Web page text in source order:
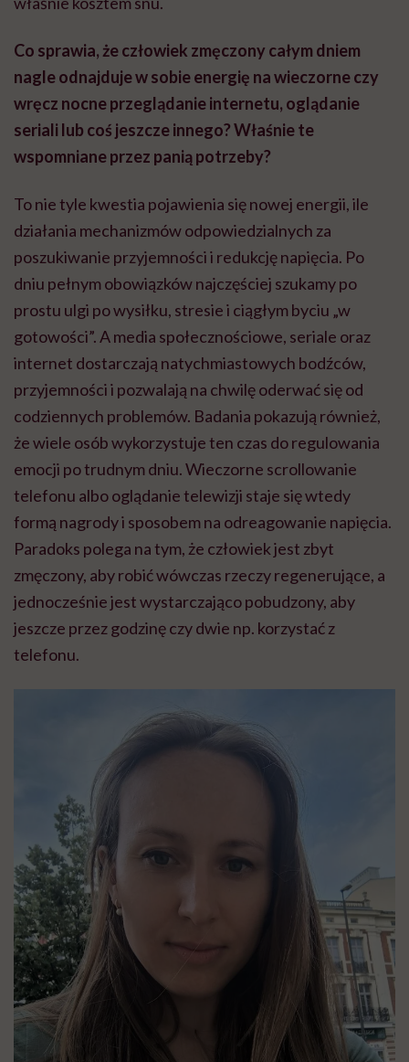
Co sprawia, że człowiek zmęczony całym dniem
nagle odnajduje w sobie energię na wieczorne czy
wręcz nocne przeglądanie internetu, oglądanie
seriali lub coś jeszcze innego? Właśnie te
wspomniane przez panią potrzeby?
To nie tyle kwestia pojawienia się nowej energii, ile
działania mechanizmów odpowiedzialnych za
poszukiwanie przyjemności i redukcję napięcia. Po
dniu pełnym obowiązków najczęściej szukamy po
prostu ulgi po wysiłku, stresie i ciągłym byciu „w
gotowości”. A media społecznościowe, seriale oraz
internet dostarczają natychmiastowych bodźców,
przyjemności i pozwalają na chwilę oderwać się od
codziennych problemów. Badania pokazują również,
że wiele osób wykorzystuje ten czas do regulowania
emocji po trudnym dniu. Wieczorne scrollowanie
telefonu albo oglądanie telewizji staje się wtedy
formą nagrody i sposobem na odreagowanie napięcia.
Paradoks polega na tym, że człowiek jest zbyt
zmęczony, aby robić wówczas rzeczy regenerujące, a
jednocześnie jest wystarczająco pobudzony, aby
jeszcze przez godzinę czy dwie np. korzystać z
telefonu.